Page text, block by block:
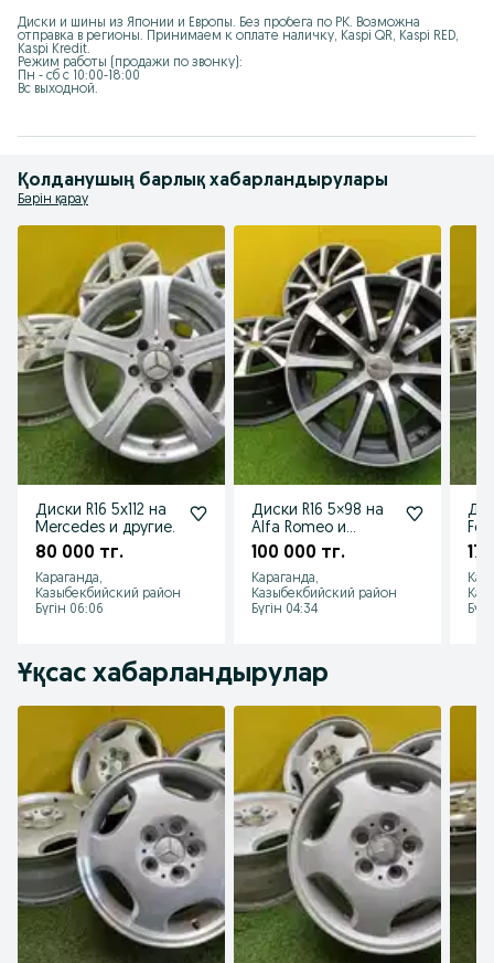
Диски и шины из Японии и Европы. Без пробега по РК. Возможна
отправка в регионы. Принимаем к оплате наличку, Kaspi QR, Kaspi RED,
Kaspi Kredit.
Режим работы (продажи по звонку):
Пн - сб с 10:00-18:00
Вс выходной.
Қолданушың барлық хабарландырулары
Бәрін қарау
Диски R16 5x112 на
Mercedes и другие.
80 000 тг.
Караганда,
Казыбекбийский район
Бүгін 06:06
Диски R16 5×98 на
Alfa Romeo и
другие.
100 000 тг.
Караганда,
Казыбекбийский район
Бүгін 04:34
Ұқсас хабарландырулар